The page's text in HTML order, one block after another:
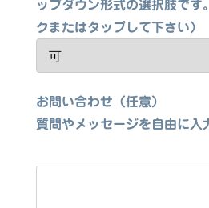
ップダウン形式の選択肢です
クまたはタップして下さい）
お問い合わせ（任意）
質問やメッセージを自由に入